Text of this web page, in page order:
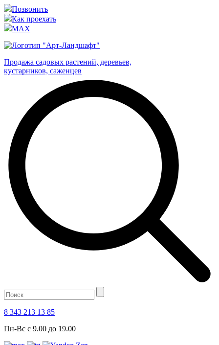
Позвонить
Как проехать
MAX
Продажа садовых растений, деревьев,
кустарников, саженцев
8 343 213 13 85
Пн-Вс с 9.00 до 19.00